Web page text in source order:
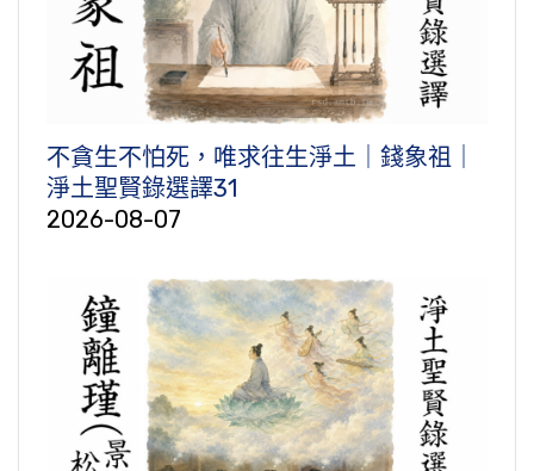
不貪生不怕死，唯求往生淨土｜錢象祖｜
淨土聖賢錄選譯31
2026-08-07